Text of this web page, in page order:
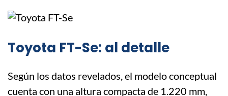
Toyota FT-Se: al detalle
Según los datos revelados, el modelo conceptual
cuenta con una altura compacta de 1.220 mm,